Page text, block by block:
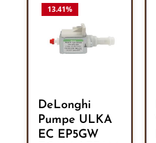
13.41%
DeLonghi
Pumpe ULKA
EC EP5GW